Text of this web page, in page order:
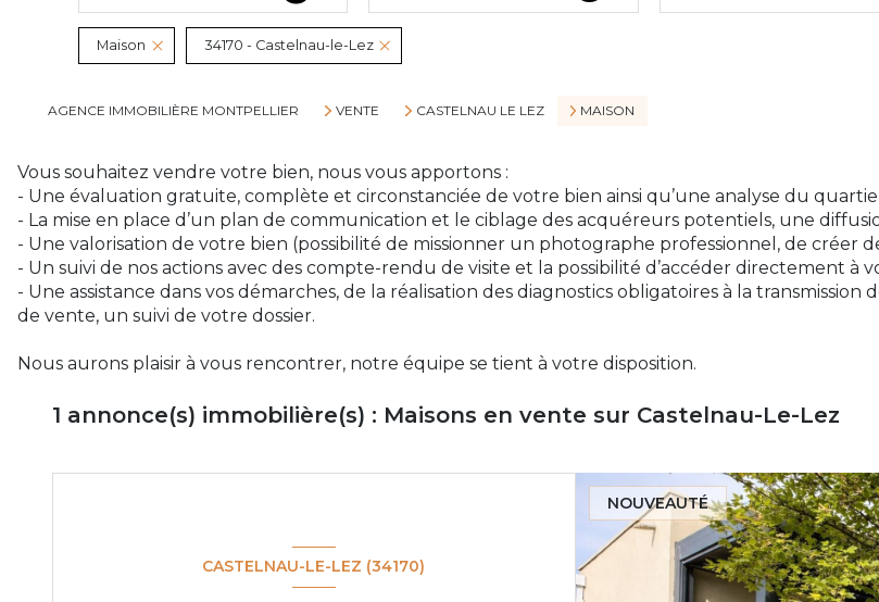
De l'immo pro
Maison 34170 - Castelnau-le-Lez
AGENCE IMMOBILIÈRE MONTPELLIER VENTE CASTELNAU LE LEZ MAISON
Vous souhaitez vendre votre bien, nous vous apportons :
- Une évaluation gratuite, complète et circonstanciée de votre bien ainsi qu’une analyse du
- La mise en place d’un plan de communication et le ciblage des acquéreurs potentiels, une
- Une valorisation de votre bien (possibilité de missionner un photographe professionnel, de créer
- Un suivi de nos actions avec des compte-rendu de visite et la possibilité d’accéder directement à
- Une assistance dans vos démarches, de la réalisation des diagnostics obligatoires à la
de vente, un suivi de votre dossier.
Nous aurons plaisir à vous rencontrer, notre équipe se tient à votre disposition.
1 annonce(s) immobilière(s) : Maisons en vente sur Castelnau-Le-Lez
NOUVEAUTÉ
CASTELNAU-LE-LEZ (34170)